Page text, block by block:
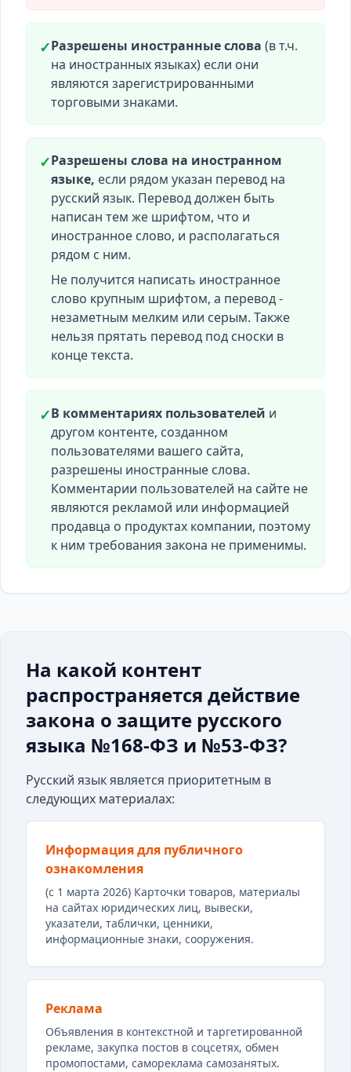
✓Разрешены иностранные слова (в т.ч.
на иностранных языках) если они
являются зарегистрированными
торговыми знаками.
✓Разрешены слова на иностранном
языке, если рядом указан перевод на
русский язык. Перевод должен быть
написан тем же шрифтом, что и
иностранное слово, и располагаться
рядом с ним.
Не получится написать иностранное
слово крупным шрифтом, а перевод -
незаметным мелким или серым. Также
нельзя прятать перевод под сноски в
конце текста.
✓В комментариях пользователей и
другом контенте, созданном
пользователями вашего сайта,
разрешены иностранные слова.
Комментарии пользователей на сайте не
являются рекламой или информацией
продавца о продуктах компании, поэтому
к ним требования закона не применимы.
На какой контент
распространяется действие
закона о защите русского
языка №168-ФЗ и №53-ФЗ?
Русский язык является приоритетным в
следующих материалах:
Информация для публичного
ознакомления
(с 1 марта 2026) Карточки товаров, материалы
на сайтах юридических лиц, вывески,
указатели, таблички, ценники,
информационные знаки, сооружения.
Реклама
Объявления в контекстной и таргетированной
рекламе, закупка постов в соцсетях, обмен
промопостами, самореклама самозанятых.